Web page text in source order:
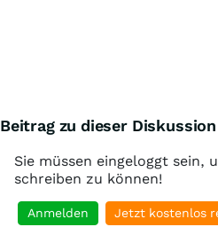
Beitrag zu dieser
Sie müssen eingeloggt sein,
schreiben zu können!
Anmelden Jetzt kostenlos